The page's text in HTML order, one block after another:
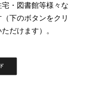
・図書館等様々な
下のボタンをクリ
だけます）。